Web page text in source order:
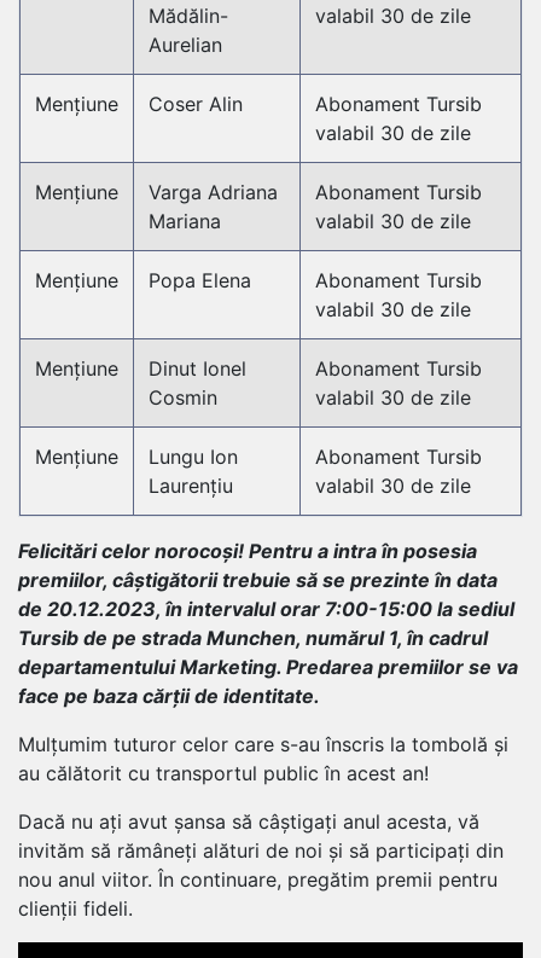
Mădălin-
Aurelian
valabil 30 de zile
Mențiune Coser Alin
Abonament Tursib
valabil 30 de zile
Mențiune
Varga Adriana
Mariana
Abonament Tursib
valabil 30 de zile
Mențiune Popa Elena
Abonament Tursib
valabil 30 de zile
Mențiune
Dinut Ionel
Cosmin
Abonament Tursib
valabil 30 de zile
Mențiune
Lungu Ion
Laurențiu
Abonament Tursib
valabil 30 de zile
Felicitări celor norocoși! Pentru a intra în posesia
premiilor, câștigătorii trebuie să se prezinte în data
de 20.12.2023, în intervalul orar 7:00-15:00 la sediul
Tursib de pe strada Munchen, numărul 1, în cadrul
departamentului Marketing. Predarea premiilor se va
face pe baza cărții de identitate.
Mulțumim tuturor celor care s-au înscris la tombolă și
au călătorit cu transportul public în acest an!
Dacă nu ați avut șansa să câștigați anul acesta, vă
invităm să rămâneți alături de noi și să participați din
nou anul viitor. În continuare, pregătim premii pentru
clienții fideli.